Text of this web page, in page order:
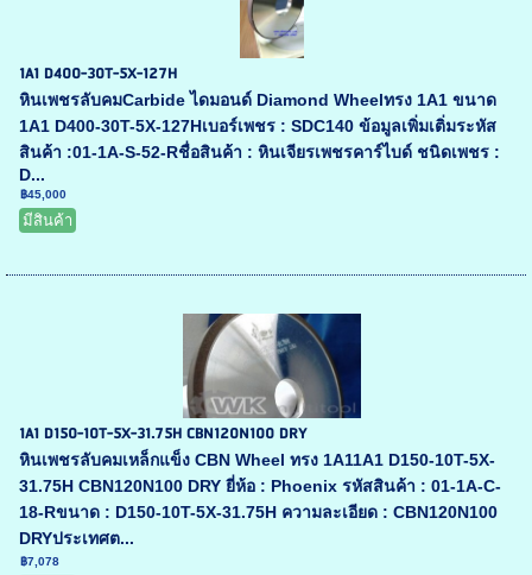
1A1 D400-30T-5X-127H
หินเพชรลับคมCarbide ไดมอนด์ Diamond Wheelทรง 1A1 ขนาด
1A1 D400-30T-5X-127Hเบอร์เพชร : SDC140 ข้อมูลเพิ่มเติ่มระหัส
สินค้า :01-1A-S-52-Rชื่อสินค้า : หินเจียรเพชรคาร์ไบด์ ชนิดเพชร :
D...
฿45,000
มีสินค้า
1A1 D150-10T-5X-31.75H CBN120N100 DRY
หินเพชรลับคมเหล็กแข็ง CBN Wheel ทรง 1A11A1 D150-10T-5X-
31.75H CBN120N100 DRY ยี่ห้อ : Phoenix รหัสสินค้า : 01-1A-C-
18-Rขนาด : D150-10T-5X-31.75H ความละเอียด : CBN120N100
DRYประเทศต...
฿7,078